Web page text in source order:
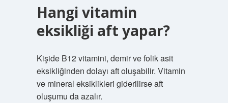
Hangi vitamin
eksikliği aft yapar?
Kişide B12 vitamini, demir ve folik asit
eksikliğinden dolayı aft oluşabilir. Vitamin
ve mineral eksiklikleri giderilirse aft
oluşumu da azalır.